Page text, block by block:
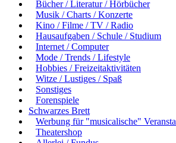
Bücher / Literatur / Hörbücher
Musik / Charts / Konzerte
Kino / Filme / TV / Radio
Hausaufgaben / Schule / Studium
Internet / Computer
Mode / Trends / Lifestyle
Hobbies / Freizeitaktivitäten
Witze / Lustiges / Spaß
Sonstiges
Forenspiele
Schwarzes Brett
Werbung für "musicalische"
Theatershop